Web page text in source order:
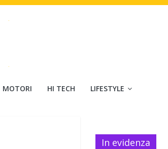
MOTORI HI TECH LIFESTYLE
In evidenza